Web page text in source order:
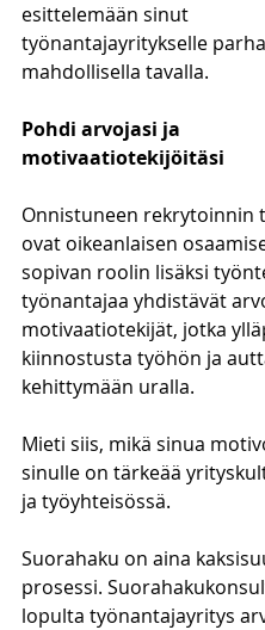
esittelemään sinut
työnantajayritykselle
mahdollisella tavalla.
Pohdi arvojasi ja
motivaatiotekijöitäsi
Onnistuneen rekrytoinnin
ovat oikeanlaisen
sopivan roolin lisäksi
työnantajaa yhdistävät
motivaatiotekijät, jotka
kiinnostusta työhön ja
kehittymään uralla.
Mieti siis, mikä sinua
sinulle on tärkeää
ja työyhteisössä.
Suorahaku on aina
prosessi.
lopulta työnantajayritys